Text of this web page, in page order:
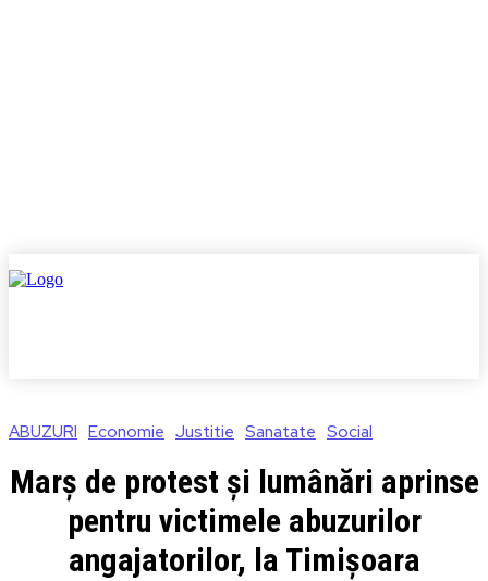
ABUZURI Economie Justitie Sanatate Social
Marș de protest și lumânări aprinse
pentru victimele abuzurilor
angajatorilor, la Timișoara